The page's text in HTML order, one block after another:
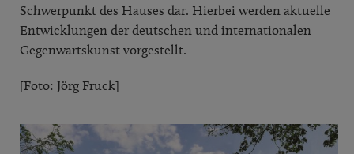
Schwerpunkt des Hauses dar. Hierbei werden aktuelle
Entwicklungen der deutschen und internationalen
Gegenwartskunst vorgestellt.
[Foto: Jörg Fruck]